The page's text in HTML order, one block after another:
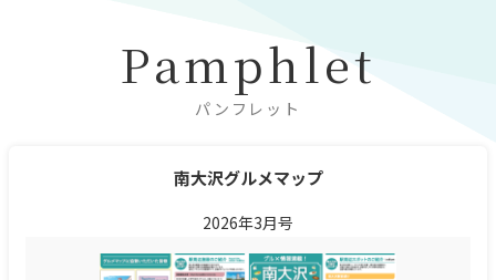
Pamphlet
パンフレット
南大沢グルメマップ
2026年3月号